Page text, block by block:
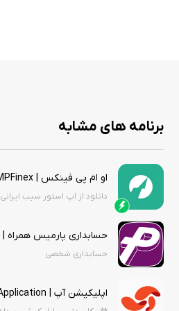
برنامه های مشابه
او ام پی فینکس | OMPFinex
دانلود از اپ استور سیب ایرانی
حسابداری پارمیس همراه | Parmis
حسابداری شخصی
اپلیکیشن آپ | AP Application